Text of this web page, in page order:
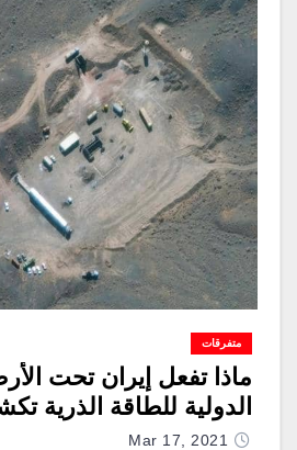
متفرقات
ماذا تفعل إيران تحت
الدولية للطاقة الذرية
Mar 17, 2021